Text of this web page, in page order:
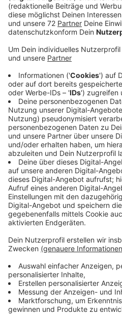
Beweis sollen Videofilme aus
Sommer sein. Das Magazin
am Wochenende. Einer der
von dem Schweinehalter
Billerbeck. Die Filme zeigen
Schwänze blutig gebissen
von Stress nach einem Blitz-
gewesen. Der Hof-Tierarzt
behandelt und das auch
Billerbecker fragt sich,
angeblichen Verstoß gegen
Veterinäramt angezeigt
heute nicht vor. Der
sofort auf den Film reagiert
den Hof gerufen. Ergebnis:
Verstöte vorliegen. Das
auch dem Schweinehalter
zeigten die Filme ein lahmes
einem Krankenbereich
Ascheberger
Vorfall nie wieder etwas von
Tierschutzorganisation.